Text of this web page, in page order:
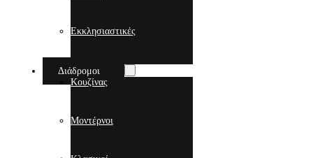
Εκκλησιαστικές
Διάδρομοι
Κουζίνας
Μοντέρνοι